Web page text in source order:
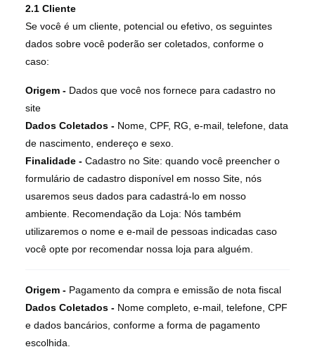
2.1 Cliente
Se você é um cliente, potencial ou efetivo, os seguintes
dados sobre você poderão ser coletados, conforme o
caso:
Origem - Dados que você nos fornece para cadastro no
site
Dados Coletados - Nome, CPF, RG, e-mail, telefone, data
de nascimento, endereço e sexo.
Finalidade - Cadastro no Site: quando você preencher o
formulário de cadastro disponível em nosso Site, nós
usaremos seus dados para cadastrá-lo em nosso
ambiente. Recomendação da Loja: Nós também
utilizaremos o nome e e-mail de pessoas indicadas caso
você opte por recomendar nossa loja para alguém.
Origem - Pagamento da compra e emissão de nota fiscal
Dados Coletados - Nome completo, e-mail, telefone, CPF
e dados bancários, conforme a forma de pagamento
escolhida.